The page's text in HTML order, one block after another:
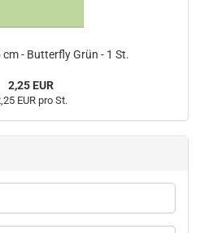
cm - Butterfly Grün - 1 St.
2,25 EUR
EUR pro St.